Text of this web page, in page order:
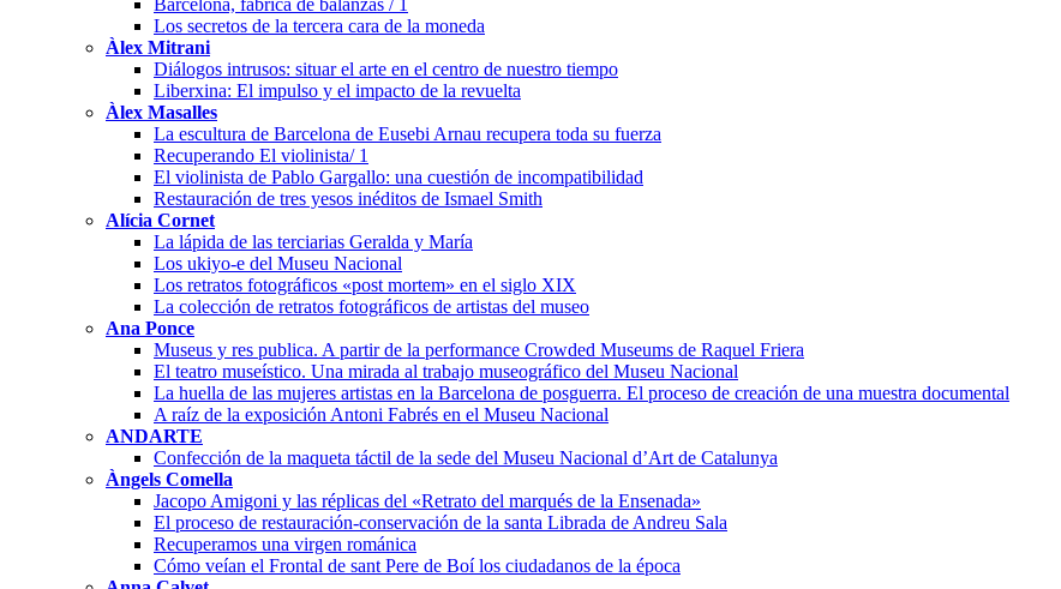
Los secretos de la tercera cara de la moneda
Àlex Mitrani
Diálogos intrusos: situar el arte en el centro de nuestro tiempo
Liberxina: El impulso y el impacto de la revuelta
Àlex Masalles
La escultura de Barcelona de Eusebi Arnau recupera toda su fuerza
Recuperando El violinista/ 1
El violinista de Pablo Gargallo: una cuestión de incompatibilidad
Restauración de tres yesos inéditos de Ismael Smith
Alícia Cornet
La lápida de las terciarias Geralda y María
Los ukiyo-e del Museu Nacional
Los retratos fotográficos «post mortem» en el siglo XIX
La colección de retratos fotográficos de artistas del museo
Ana Ponce
Museus y res publica. A partir de la performance Crowded Museums de Raquel Friera
El teatro museístico. Una mirada al trabajo museográfico del Museu Nacional
La huella de las mujeres artistas en la Barcelona de posguerra. El proceso de creación de una muestra documental
A raíz de la exposición Antoni Fabrés en el Museu Nacional
ANDARTE
Confección de la maqueta táctil de la sede del Museu Nacional d’Art de Catalunya
Àngels Comella
Jacopo Amigoni y las réplicas del «Retrato del marqués de la Ensenada»
El proceso de restauración-conservación de la santa Librada de Andreu Sala
Recuperamos una virgen románica
Cómo veían el Frontal de sant Pere de Boí los ciudadanos de la época